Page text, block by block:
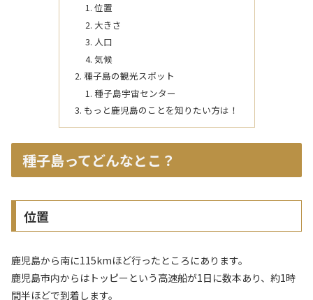
位置
大きさ
人口
気候
種子島の観光スポット
種子島宇宙センター
もっと鹿児島のことを知りたい方は！
種子島ってどんなとこ？
位置
鹿児島から南に115kmほど行ったところにあります。
鹿児島市内からはトッピーという高速船が1日に数本あり、約1時
間半ほどで到着します。